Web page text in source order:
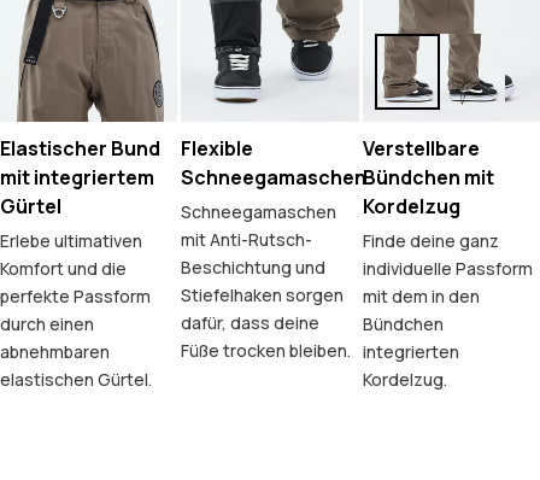
Elastischer Bund
mit integriertem
Gürtel
Erlebe ultimativen
Komfort und die
perfekte Passform
durch einen
abnehmbaren
elastischen Gürtel.
Flexible
Schneegamaschen
Schneegamaschen
mit Anti-Rutsch-
Beschichtung und
Stiefelhaken sorgen
dafür, dass deine
Füße trocken bleiben.
Verstellbare
Bündchen mit
Kordelzug
Finde deine ganz
individuelle Passform
mit dem in den
Bündchen
integrierten
Kordelzug.